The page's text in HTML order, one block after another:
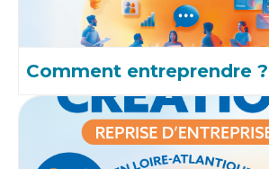
Comment entreprendre ?